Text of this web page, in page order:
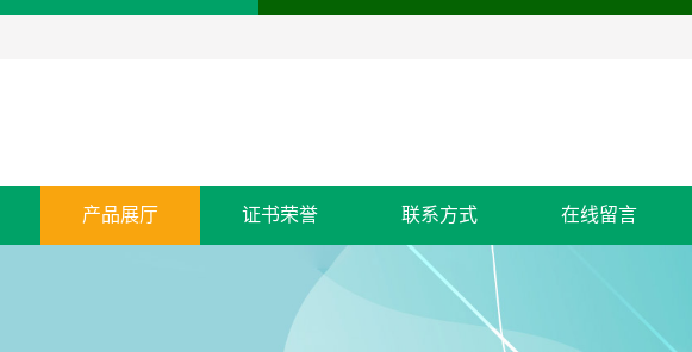
产品展厅 证书荣誉 联系方式 在线留言